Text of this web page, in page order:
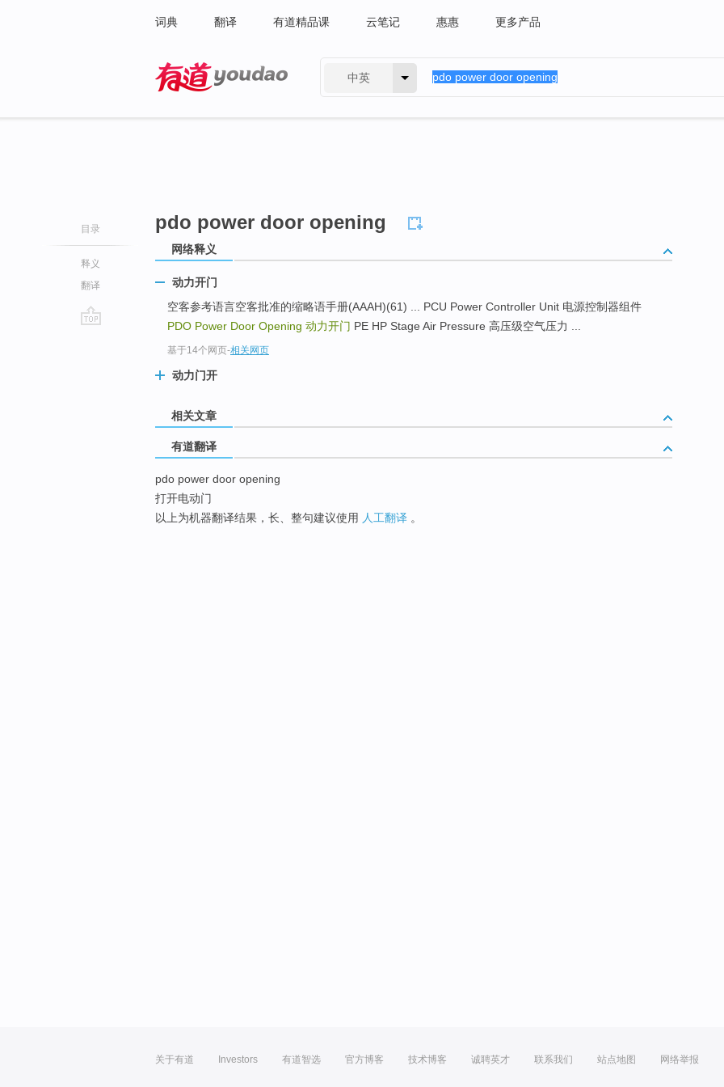
词典 翻译 有道精品课 云笔记 惠惠 更多产品
中英
目录
释义
翻译
pdo power door opening
网络释义
动力开门
空客参考语言空客批准的缩略语手册(AAAH)(61) ... PCU Power Controller Unit 电源控制器组件
PDO Power Door Opening 动力开门 PE HP Stage Air Pressure 高压级空气压力 ...
基于14个网页-相关网页
动力门开
相关文章
有道翻译
pdo power door opening
打开电动门
以上为机器翻译结果，长、整句建议使用 人工翻译 。
关于有道 Investors 有道智选 官方博客 技术博客 诚聘英才 联系我们 站点地图 网络举报